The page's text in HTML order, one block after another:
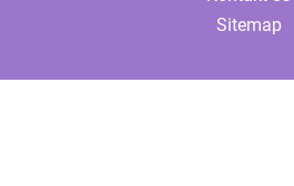
Sitemap